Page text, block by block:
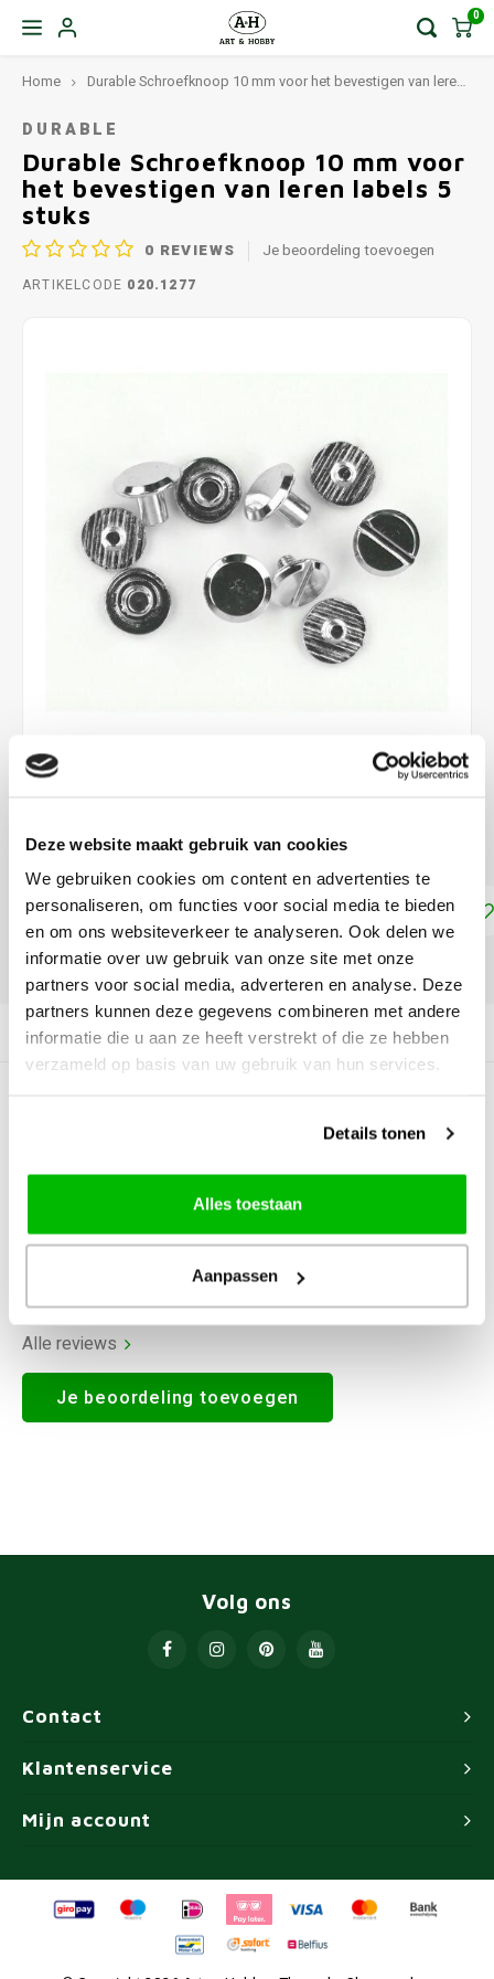
Deze website maakt gebruik van cookies
We gebruiken cookies om content en advertenties te
personaliseren, om functies voor social media te bieden
en om ons websiteverkeer te analyseren. Ook delen we
informatie over uw gebruik van onze site met onze
partners voor social media, adverteren en analyse. Deze
partners kunnen deze gegevens combineren met andere
informatie die u aan ze heeft verstrekt of die ze hebben
verzameld op basis van uw gebruik van hun services.
Details tonen
Alles toestaan
Aanpassen
0
Home Durable Schroefknoop 10 mm voor het bevestigen van leren labels 5 stuks
DURABLE
Durable Schroefknoop 10 mm voor
het bevestigen van leren labels 5
stuks
0 REVIEWS Je beoordeling toevoegen
ARTIKELCODE 020.1277
DIRECT LEVERBAAR
Toevoegen aan winkelwagen
DELEN:
Productomschrijving
Alle reviews
Je beoordeling toevoegen
Contact
Volg ons
Klantenservice
Mijn account